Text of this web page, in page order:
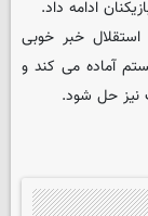
ادامه داد.
خبر خوبی
آماده می کند و
نیز حل شود.